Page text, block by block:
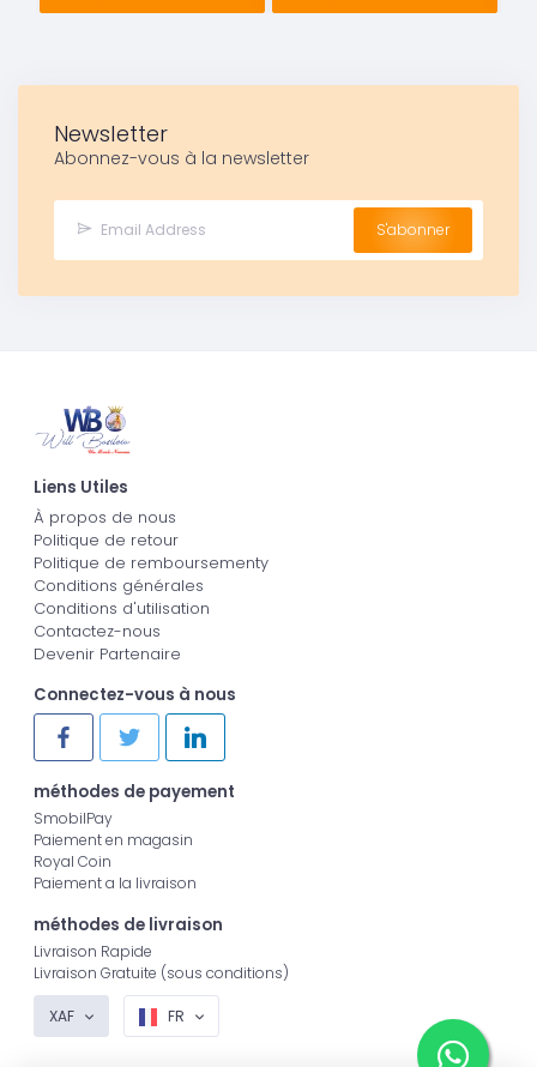
Newsletter
Abonnez-vous à la newsletter
S'abonner
Liens Utiles
À propos de nous
Politique de retour
Politique de remboursementy
Conditions générales
Conditions d'utilisation
Contactez-nous
Devenir Partenaire
Connectez-vous à nous
méthodes de payement
SmobilPay
Paiement en magasin
Royal Coin
Paiement a la livraison
méthodes de livraison
Livraison Rapide
Livraison Gratuite (sous conditions)
XAF FR